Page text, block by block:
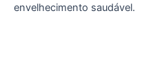
envelhecimento saudável.